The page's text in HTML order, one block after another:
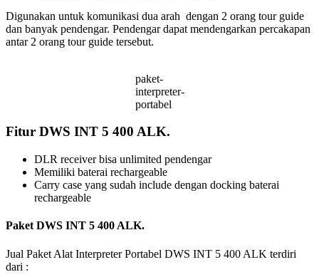
Digunakan untuk komunikasi dua arah dengan 2 orang tour guide
dan banyak pendengar. Pendengar dapat mendengarkan percakapan
antar 2 orang tour guide tersebut.
paket-
interpreter-
portabel
Fitur DWS INT 5 400 ALK.
DLR receiver bisa unlimited pendengar
Memiliki baterai rechargeable
Carry case yang sudah include dengan docking baterai
rechargeable
Paket DWS INT 5 400 ALK.
Jual Paket Alat Interpreter Portabel DWS INT 5 400 ALK terdiri
dari :